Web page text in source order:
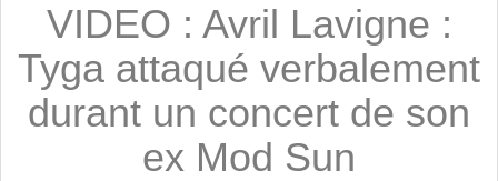
VIDEO : Avril Lavigne :
Tyga attaqué verbalement
durant un concert de son
ex Mod Sun